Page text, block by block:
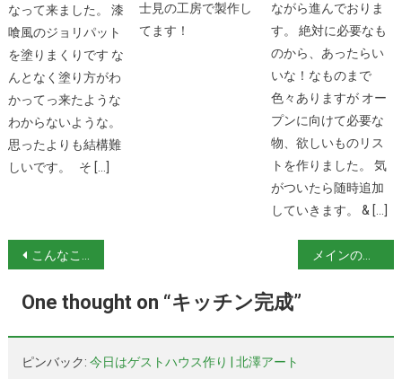
なって来ました。 漆
喰風のジョリパット
を塗りまくりです な
んとなく塗り方がわ
かってっ来たような
わからないような。
思ったよりも結構難
しいです。 そ […]
士見の工房で製作し
てます！
ながら進んでおりま
す。 絶対に必要なも
のから、あったらい
いな！なものまで
色々ありますが オー
プンに向けて必要な
物、欲しいものリス
トを作りました。 気
がついたら随時追加
していきます。 & […]
投
稿
ビ
こんなこともある メインの土間のリフォーム
One thought on “キッチン完成”
ピンバック: 今日はゲストハウス作り | 北澤アート